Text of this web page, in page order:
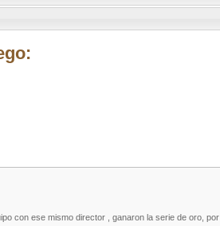
con ese mismo director , ganaron la serie de oro, por